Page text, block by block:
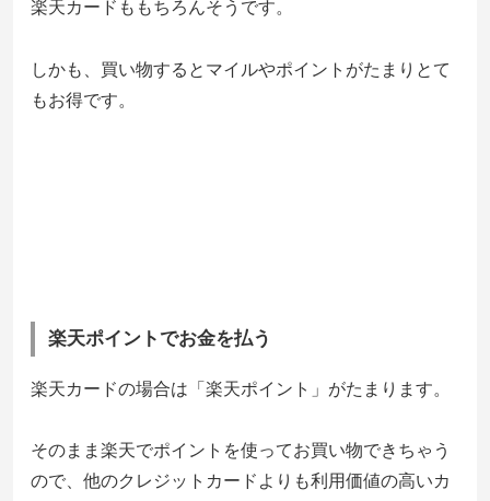
楽天カードももちろんそうです。
しかも、買い物するとマイルやポイントがたまりとて
もお得です。
楽天ポイントでお金を払う
楽天カードの場合は「楽天ポイント」がたまります。
そのまま楽天でポイントを使ってお買い物できちゃう
ので、他のクレジットカードよりも利用価値の高いカ